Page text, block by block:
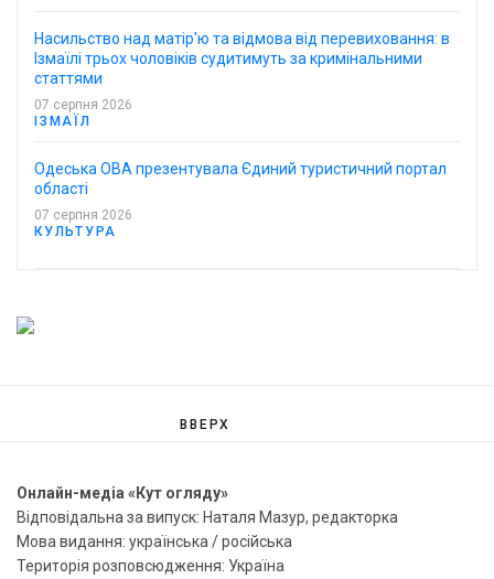
Насильство над матір'ю та відмова від перевиховання: в
Ізмаїлі трьох чоловіків судитимуть за кримінальними
статтями
07 серпня 2026
ІЗМАЇЛ
Одеська ОВА презентувала Єдиний туристичний портал
області
07 серпня 2026
КУЛЬТУРА
ВВЕРХ
Онлайн-медіа «Кут огляду»
Відповідальна за випуск: Наталя Мазур, редакторка
Мова видання: українська / російська
Територія розповсюдження: Україна